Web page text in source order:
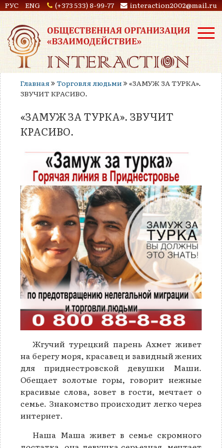
РУС ENG (+373 533) 8-99-77 interaction2002@mail.ru
Главная Торговля людьми
«ЗАМУЖ ЗА ТУРКА».
ЗВУЧИТ КРАСИВО.
«ЗАМУЖ ЗА ТУРКА». ЗВУЧИТ
КРАСИВО.
Жгучий турецкий парень Ахмет живет
на берегу моря, красавец и завидный жених
для приднестровской девушки Маши.
Обещает золотые горы, говорит нежные
красивые слова, зовет в гости, мечтает о
семье. Знакомство происходит легко через
интернет.
Наша Маша живет в семье скромного